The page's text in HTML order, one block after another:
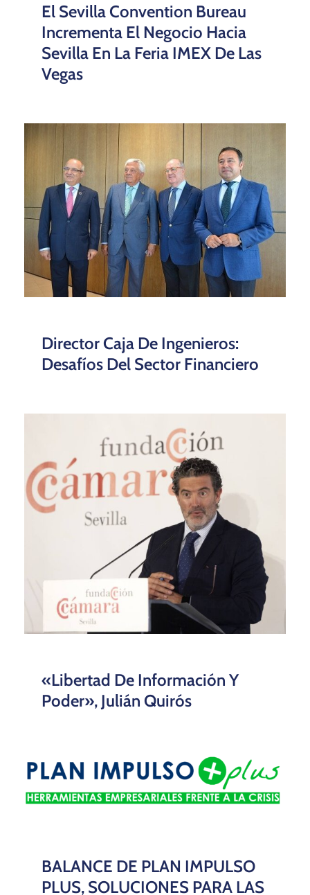
El Sevilla Convention Bureau
Incrementa El Negocio Hacia
Sevilla En La Feria IMEX De Las
Vegas
Director Caja De Ingenieros:
Desafíos Del Sector Financiero
«Libertad De Información Y
Poder», Julián Quirós
BALANCE DE PLAN IMPULSO
PLUS, SOLUCIONES PARA LAS